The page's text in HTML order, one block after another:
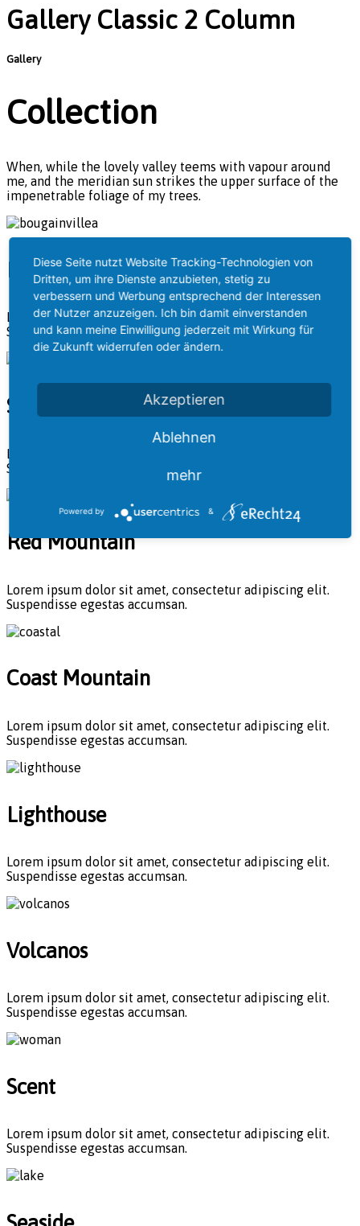
Gallery Classic 2 Column
Gallery
Collection
When, while the lovely valley teems with vapour around
me, and the meridian sun strikes the upper surface of the
impenetrable foliage of my trees.
Bougainvillea
Lorem ipsum dolor sit amet, consectetur adipiscing elit.
Suspendisse egestas accumsan.
Sunset
Lorem ipsum dolor sit amet, consectetur adipiscing elit.
Suspendisse egestas accumsan.
Red Mountain
Lorem ipsum dolor sit amet, consectetur adipiscing elit.
Suspendisse egestas accumsan.
Coast Mountain
Lorem ipsum dolor sit amet, consectetur adipiscing elit.
Suspendisse egestas accumsan.
Lighthouse
Lorem ipsum dolor sit amet, consectetur adipiscing elit.
Suspendisse egestas accumsan.
Volcanos
Lorem ipsum dolor sit amet, consectetur adipiscing elit.
Suspendisse egestas accumsan.
Scent
Lorem ipsum dolor sit amet, consectetur adipiscing elit.
Suspendisse egestas accumsan.
Diese Seite nutzt Website Tracking-Technologien von
Dritten, um ihre Dienste anzubieten, stetig zu
verbessern und Werbung entsprechend der Interessen
der Nutzer anzuzeigen. Ich bin damit einverstanden
und kann meine Einwilligung jederzeit mit Wirkung für
die Zukunft widerrufen oder ändern.
Akzeptieren
Ablehnen
mehr
Powered by &